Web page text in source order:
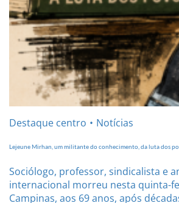
Destaque centro Notícias
Lejeune Mirhan, um militante do conhecimento, da luta dos
Sociólogo, professor, sindicalista e
internacional morreu nesta quinta-
Campinas, aos 69 anos, após